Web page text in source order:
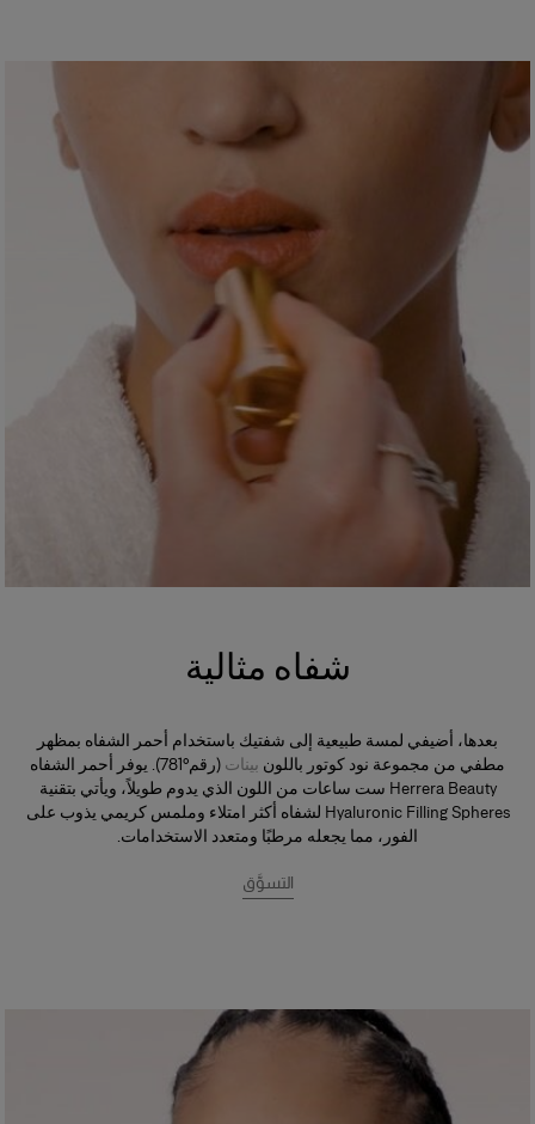
شفاه مثالية
بعدها، أضيفي لمسة طبيعية إلى شفتيك باستخدام أحمر الشفاه بمظهر
مطفي من مجموعة نود كوتور باللون بينات
(رقم°781). يوفر أحمر الشفاه
Herrera Beauty ست ساعات من اللون الذي يدوم طويلاً، ويأتي بتقنية
Hyaluronic Filling Spheres لشفاه أكثر امتلاء وملمس كريمي يذوب على
الفور، مما يجعله مرطبًا ومتعدد الاستخدامات.
التسوَّق